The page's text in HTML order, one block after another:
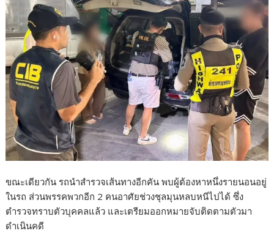
ขณะเดียวกัน รถนำสำรวจเส้นทางอีกคัน พบผู้ต้องหาหนึ่งรายนอนอยู่
ในรถ ส่วนพรรคพวกอีก 2 คนอาศัยช่วงชุลมุนหลบหนีไปได้ ซึ่ง
ตำรวจทราบตัวบุคคลแล้ว และเตรียมออกหมายจับติดตามตัวมา
ดำเนินคดี